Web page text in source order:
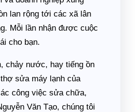
lan rộng tới các xã lân
Mỗi lần nhận được cuộc
cho bạn.
chảy nước, hay tiếng ồn
sửa máy lạnh của
công việc sửa chữa,
Văn Tạo, chúng tôi